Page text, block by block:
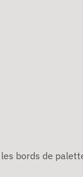
bords de